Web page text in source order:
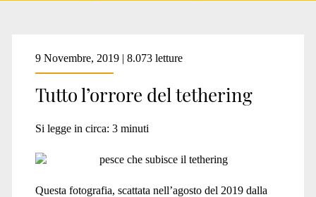
Tag:
<span>sofferenza
pesci</span>
9 Novembre, 2019 | 8.073 letture
Tutto l’orrore del tethering
Si legge in circa: 3 minuti
Questa fotografia, scattata nell’agosto del 2019 dalla